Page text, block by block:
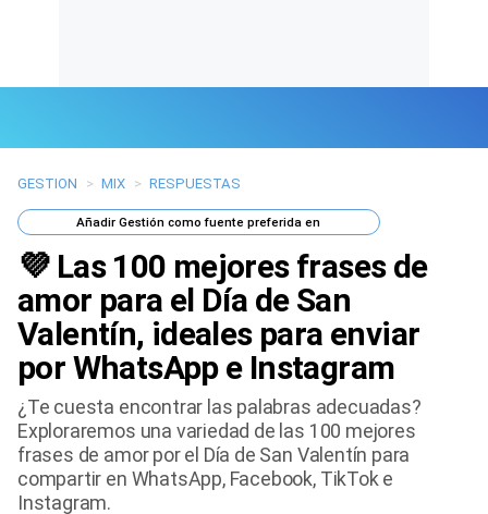
Últimas Noticias
Mi Bolsillo
Gente
Tendencias Mix
Sports
GESTION > MIX > RESPUESTAS
AñadirGestión como fuente preferida en
💜 Las 100 mejores frases de
amor para el Día de San
Valentín, ideales para enviar
por WhatsApp e Instagram
¿Te cuesta encontrar las palabras adecuadas?
Exploraremos una variedad de las 100 mejores
frases de amor por el Día de San Valentín para
compartir en WhatsApp, Facebook, TikTok e
Instagram.